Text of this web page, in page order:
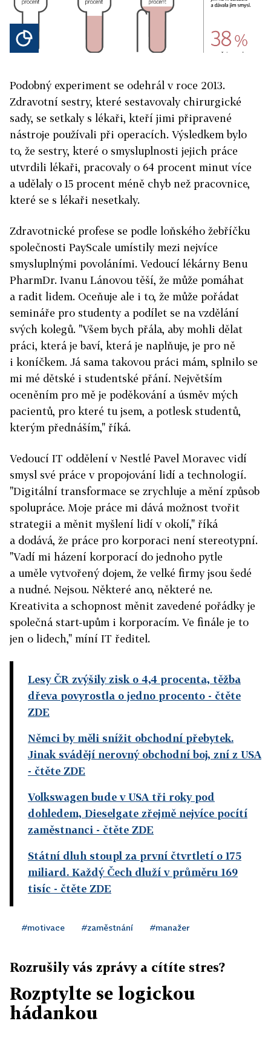
Podobný experiment se odehrál v roce 2013.
Zdravotní sestry, které sestavovaly chirurgické
sady, se setkaly s lékaři, kteří jimi připravené
nástroje používali při operacích. Výsledkem bylo
to, že sestry, které o smysluplnosti jejich práce
utvrdili lékaři, pracovaly o 64 procent minut více
a udělaly o 15 procent méně chyb než pracovnice,
které se s lékaři nesetkaly.
Zdravotnické profese se podle loňského žebříčku
společnosti PayScale umístily mezi nejvíce
smysluplnými povoláními. Vedoucí lékárny Benu
PharmDr. Ivanu Lánovou těší, že může pomáhat
a radit lidem. Oceňuje ale i to, že může pořádat
semináře pro studenty a podílet se na vzdělání
svých kolegů. "Všem bych přála, aby mohli dělat
práci, která je baví, která je naplňuje, je pro ně
i koníčkem. Já sama takovou práci mám, splnilo se
mi mé dětské i studentské přání. Největším
oceněním pro mě je poděkování a úsměv mých
pacientů, pro které tu jsem, a potlesk studentů,
kterým přednáším," říká.
Vedoucí IT oddělení v Nestlé Pavel Moravec vidí
smysl své práce v propojování lidí a technologií.
"Digitální transformace se zrychluje a mění způsob
spolupráce. Moje práce mi dává možnost tvořit
strategii a měnit myšlení lidí v okolí," říká
a dodává, že práce pro korporaci není stereotypní.
"Vadí mi házení korporací do jednoho pytle
a uměle vytvořený dojem, že velké firmy jsou šedé
a nudné. Nejsou. Některé ano, některé ne.
Kreativita a schopnost měnit zavedené pořádky je
společná start-upům i korporacím. Ve finále je to
jen o lidech," míní IT ředitel.
Lesy ČR zvýšily zisk o 4,4 procenta, těžba
dřeva povyrostla o jedno procento - čtěte
ZDE
Němci by měli snížit obchodní přebytek.
Jinak svádějí nerovný obchodní boj, zní z USA
- čtěte ZDE
Volkswagen bude v USA tři roky pod
dohledem, Dieselgate zřejmě nejvíce pocítí
zaměstnanci - čtěte ZDE
Státní dluh stoupl za první čtvrtletí o 175
miliard. Každý Čech dluží v průměru 169
tisíc - čtěte ZDE
#motivace #zaměstnání #manažer
Rozrušily vás zprávy a cítíte stres?
Rozptylte se logickou
hádankou